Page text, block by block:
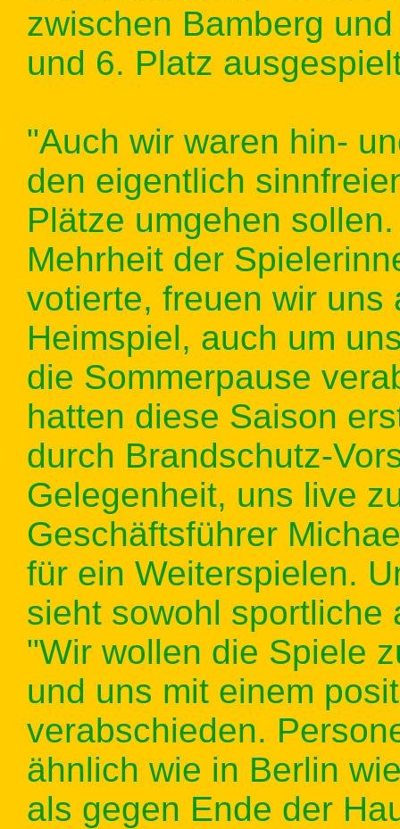
zwischen Bamberg
und 6. Platz
"Auch wir waren hin-
den eigentlich
Plätze umgehen
Mehrheit der
votierte, freuen wir uns
Heimspiel, auch um
die Sommerpause
hatten diese Saison
durch Brandschutz-
Gelegenheit, uns live
Geschäftsführer
für ein Weiterspielen.
sieht sowohl sportliche
"Wir wollen die Spiele
und uns mit einem
verabschieden.
ähnlich wie in Berlin
als gegen Ende der